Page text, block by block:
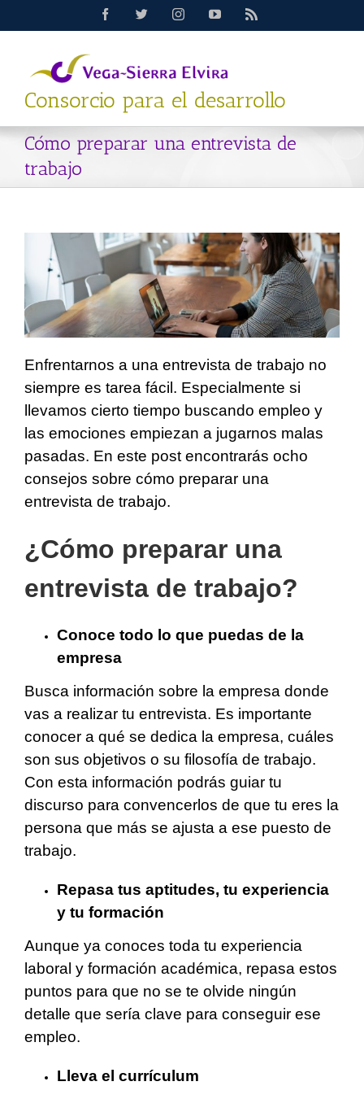
FacebookTwitterInstagramYouTubeRss
Consorcio para el desarrollo
Cómo preparar una entrevista de
trabajo
Enfrentarnos a una entrevista de trabajo no
siempre es tarea fácil. Especialmente si
llevamos cierto tiempo buscando empleo y
las emociones empiezan a jugarnos malas
pasadas. En este post encontrarás ocho
consejos sobre cómo preparar una
entrevista de trabajo.
¿Cómo preparar una
entrevista de trabajo?
Conoce todo lo que puedas de la
empresa
Busca información sobre la empresa donde
vas a realizar tu entrevista. Es importante
conocer a qué se dedica la empresa, cuáles
son sus objetivos o su filosofía de trabajo.
Con esta información podrás guiar tu
discurso para convencerlos de que tu eres la
persona que más se ajusta a ese puesto de
trabajo.
Repasa tus aptitudes, tu experiencia
y tu formación
Aunque ya conoces toda tu experiencia
laboral y formación académica, repasa estos
puntos para que no se te olvide ningún
detalle que sería clave para conseguir ese
empleo.
Lleva el currículum